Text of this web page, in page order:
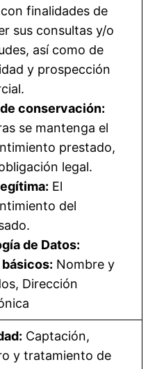
finalidades de
sus consultas y/o
así como de
y prospección
conservación:
se mantenga el
prestado,
legal.
El
del
de Datos:
Nombre y
Dirección
Captación,
y tratamiento de